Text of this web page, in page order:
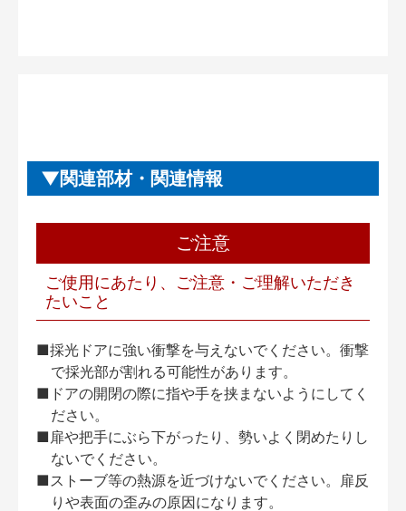
関連部材・関連情報
ご注意
ご使用にあたり、ご注意・ご理解いただき
たいこと
■採光ドアに強い衝撃を与えないでください。衝撃
で採光部が割れる可能性があります。
■ドアの開閉の際に指や手を挟まないようにしてく
ださい。
■扉や把手にぶら下がったり、勢いよく閉めたりし
ないでください。
■ストーブ等の熱源を近づけないでください。扉反
りや表面の歪みの原因になります。